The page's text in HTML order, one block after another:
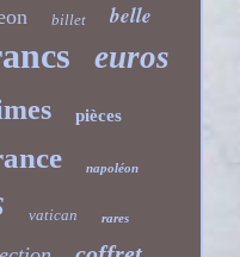
billet belle
euros
pièces
napoléon
vatican rares